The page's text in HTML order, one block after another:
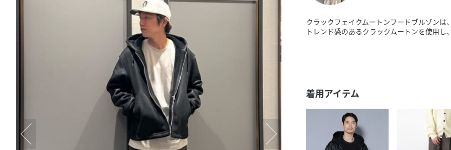
スタッフ募集（長期で働
クラックフェイクムートンフードブルゾンは
トレンド感のあるクラックムートンを使用し
着用アイテム